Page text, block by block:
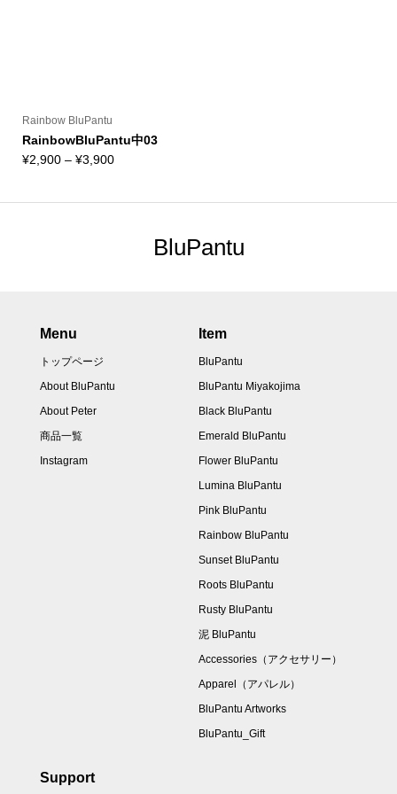
Rainbow BluPantu
RainbowBluPantu中03
¥2,900 – ¥3,900価
BluPantu
Menu
トップページ
About BluPantu
About Peter
商品一覧
Instagram
Item
BluPantu
BluPantu Miyakojima
Black BluPantu
Emerald BluPantu
Flower BluPantu
Lumina BluPantu
Pink BluPantu
Rainbow BluPantu
Sunset BluPantu
Roots BluPantu
Rusty BluPantu
泥 BluPantu
Accessories（アクセサリー）
Apparel（アパレル）
BluPantu Artworks
BluPantu_Gift
Support